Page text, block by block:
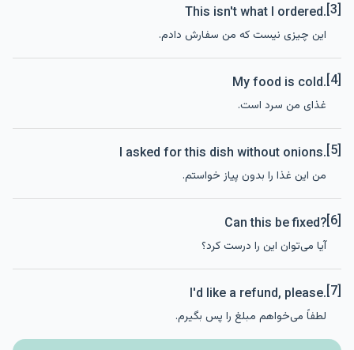
[3]
This isn't what I ordered.
این چیزی نیست که من سفارش دادم.
[4]
My food is cold.
غذای من سرد است.
[5]
I asked for this dish without onions.
من این غذا را بدون پیاز خواستم.
[6]
Can this be fixed?
آیا می‌توان این را درست کرد؟
[7]
I'd like a refund, please.
لطفاً می‌خواهم مبلغ را پس بگیرم.